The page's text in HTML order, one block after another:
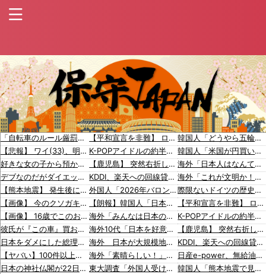
「自転車のルール厳罰化！」← 正直なんの意味もなかった件ｗｗｗｗｗｗｗｗ
【悲報】 ワイ(33)、明日嫁(34)と妊活しないといけなくて辛い
好きな女の子から預かったHDDの中から、とんでもないモノを発見してしまった
デブなのだがダイエットの極意を教えてほしい
【熊本地震】 発生後に居酒屋店内から温泉が吹き出す ← これ前触れじゃね？
【画像】 今のクソガキ共、これを見たこと無くて渡されたらパニクるらしいｗｗｗｗｗｗｗｗｗｗｗｗｗ
【画像】 16歳でこのお◯ぱいはいかんでしょｗｗｗwｗｗｗｗｗｗｗｗ❤
彼氏が『この車』買おうとして私とケンカになってるんだけどｗｗｗｗｗｗ
日本をダメにした総理大臣、ワースト１位が同点でこの人ｗｗｗｗｗｗ
【ヤバい】100件以上の窃盗をしたトルコ国籍の男3人を逮捕 #移民 #外国人
日本の神社仏閣が22日に１回燃えてる。
【平和宣言を非難】 ロシア外務省報道官「広島市長は『偽りの呪文』繰り返している」
K-POPアイドルの約半数が3年後には姿を消す…損益分岐点突破は4％未満
【鹿児島】 突然右折し路面電車と衝突 乗っていた男女3人は車を放置しダッシュで逃走中
KDDI、楽天への回線貸し出し終了へ 都市部で9月末に
外国人「2026年バロンドールは誰が受賞すべき?」エンバペ、今季無冠でも初受賞か!?海外ファンが考える本命とは!?【海外の反応】
【朗報】韓国人「日本の花火大会、空の様子がおかしい」
海外「みんなは日本のこのチョコを知ってる？」日本で人気のチョコレート菓子、ブルボンのアルフォートに対する海外の反応
海外10代「日本を好意的に見ている？それとも否定的に見ている？投票結果がこちら」
海外 日本が大規模地震での被害を最小限に抑えられた理由
海外「素晴らしい！」日本が買収したUSスチール驚異の大復活に米国人が大喜び
東大調査「外国人受け入れ反対」大幅増（20.7pt増）、若い世代で増加幅大
韓国人「どうやら五輪サッカー日韓戦でも審判の接待があった模様…」→「メダル剥奪なのでは…？（ブルブル」＝韓国の反応
韓国人「米国が円買い介入・・・米国と日本が円安阻止へ連携」→「日本にはめっちゃ気を遣ってあげるねｗ」「ウォンも救ってくれ・・・」
海外「日本人はなんて気高いんだ！」 英高級紙も驚愕した極限の中の日本人の姿に世界が衝撃
海外「これが文明か！」日本に比べて超石器時代だった英国に海外が大騒ぎ
際限ないドイツの歴史謝罪、80年前のホロコースト被害者に賠償…「日本はドイツを見習え」
【平和宣言を非難】 ロシア外務省報道官「広島市長は『偽りの呪文』繰り返している」
K-POPアイドルの約半数が3年後には姿を消す…損益分岐点突破は4％未満
【鹿児島】 突然右折し路面電車と衝突 乗っていた男女3人は車を放置しダッシュで逃走中
KDDI、楽天への回線貸し出し終了へ 都市部で9月末に
日産e-power、無給油で1980km走行しギネス記録を達成、無駄な発電や送電ロスなくEVよりエコを証明
韓国人「熊本地震で見る日本の土木技術の完全勝利をご覧ください」→「これはすごいわ」「こういうのを見ると日本人は何か適当に作る感じがしない・・・」「あれがまさに経験値である」